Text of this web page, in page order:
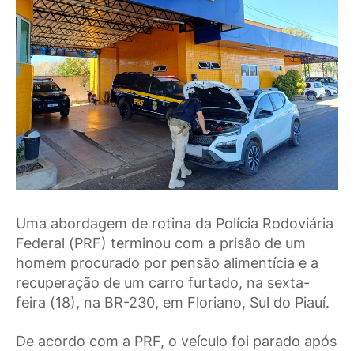
Uma abordagem de rotina da Polícia Rodoviária
Federal (PRF) terminou com a prisão de um
homem procurado por pensão alimentícia e a
recuperação de um carro furtado, na sexta-
feira (18), na BR-230, em Floriano, Sul do Piauí.
De acordo com a PRF, o veículo foi parado após